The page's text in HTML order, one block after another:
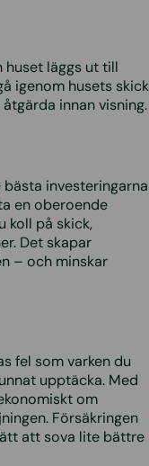
huset läggs ut till
igenom husets skick
innan visning.
investeringarna
en oberoende
koll på skick,
Det skapar
– och minskar
fel som varken du
upptäcka. Med
om
Försäkringen
att sova lite bättre